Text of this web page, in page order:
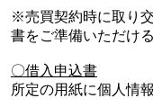
※売買契約時に取り
書をご準備いただけ
〇借入申込書
所定の用紙に個人情